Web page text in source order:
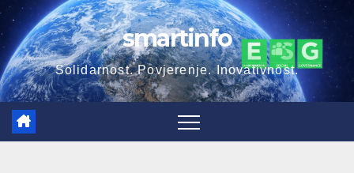
Skip
to
content
smartinfo
Solidarnost. Povjerenje. Inovativnost.